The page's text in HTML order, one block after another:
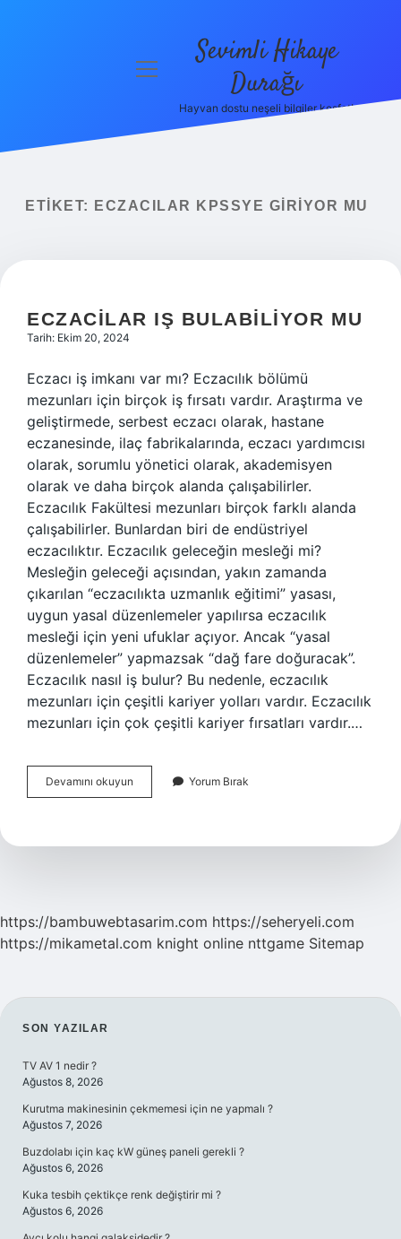
menüyü
Sevimli Hikaye
Durağı
Hayvan dostu neşeli bilgiler keşfet!
ETIKET: ECZACILAR KPSSYE GIRIYOR MU
ECZACILAR IŞ BULABILIYOR MU
Tarih: Ekim 20, 2024
Eczacı iş imkanı var mı? Eczacılık bölümü
mezunları için birçok iş fırsatı vardır. Araştırma ve
geliştirmede, serbest eczacı olarak, hastane
eczanesinde, ilaç fabrikalarında, eczacı yardımcısı
olarak, sorumlu yönetici olarak, akademisyen
olarak ve daha birçok alanda çalışabilirler.
Eczacılık Fakültesi mezunları birçok farklı alanda
çalışabilirler. Bunlardan biri de endüstriyel
eczacılıktır. Eczacılık geleceğin mesleği mi?
Mesleğin geleceği açısından, yakın zamanda
çıkarılan “eczacılıkta uzmanlık eğitimi” yasası,
uygun yasal düzenlemeler yapılırsa eczacılık
mesleği için yeni ufuklar açıyor. Ancak “yasal
düzenlemeler” yapmazsak “dağ fare doğuracak”.
Eczacılık nasıl iş bulur? Bu nedenle, eczacılık
mezunları için çeşitli kariyer yolları vardır. Eczacılık
mezunları için çok çeşitli kariyer fırsatları vardır.…
Devamını okuyun Eczacilar
Iş
Yorum Bırak
https://bambuwebtasarim.com https://seheryeli.com
https://mikametal.com knight online nttgame Sitemap
SIDEBAR
SON YAZILAR
TV AV 1 nedir ?
Ağustos 8, 2026
Kurutma makinesinin çekmemesi için ne yapmalı ?
Ağustos 7, 2026
Buzdolabı için kaç kW güneş paneli gerekli ?
Ağustos 6, 2026
Kuka tesbih çektikçe renk değiştirir mi ?
Ağustos 6, 2026